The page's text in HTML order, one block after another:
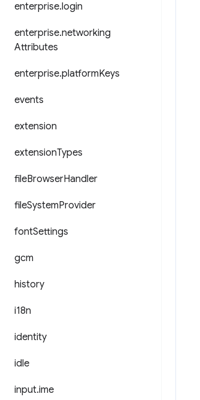
enterprise.login
enterprise.networking
Attributes
enterprise.platformKeys
events
extension
extensionTypes
fileBrowserHandler
fileSystemProvider
fontSettings
gcm
history
i18n
identity
idle
input.ime